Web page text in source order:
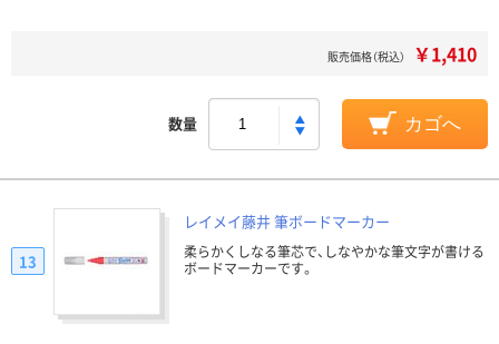
販売価格（税込） ￥1,410
数量 カゴへ
レイメイ藤井 筆ボードマーカー
柔らかくしなる筆芯で、しなやかな筆文字が書ける
ボードマーカーです。
13